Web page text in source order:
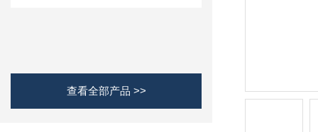
查看全部产品 >>